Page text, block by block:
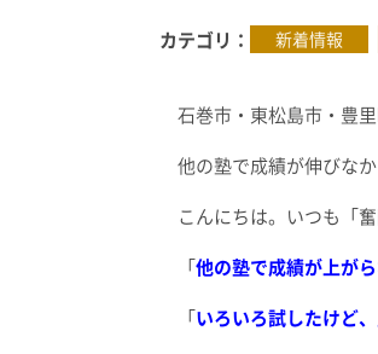
カテゴリ
新着情報
石巻市・東松島市・豊
他の塾で成績が伸びな
こんにちは。いつも「
「他の塾で成績が上が
「いろいろ試したけど